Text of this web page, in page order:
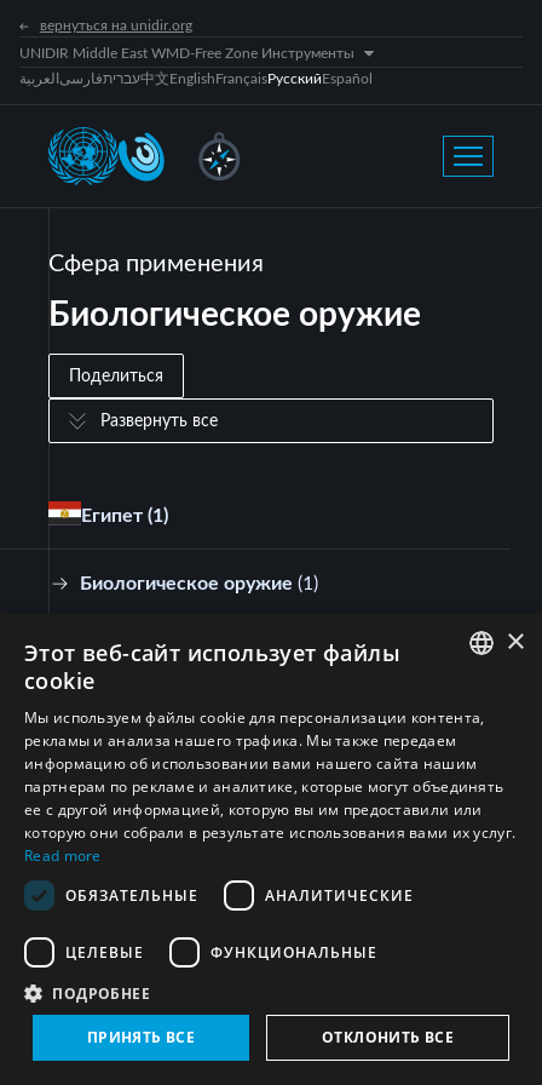
вернуться на unidir.org
UNIDIR Middle East WMD-Free Zone Инструменты
العربية فارسیעברית中文EnglishFrançaisРусскийEspañol
Сфера применения
Биологическое оружие
Поделиться
Развернуть все
Египет (1)
Биологическое оружие (1 )
Франция (2)
Биологическое оружие (2)
Иран (Исламская Республика) (3)
Биологическое оружие
ARABIC
PERSIAN
FRENCH
×
Этот веб-сайт использует файлы
cookie
Мы используем файлы cookie для персонализации контента,
рекламы и анализа нашего трафика. Мы также передаем
информацию об использовании вами нашего сайта нашим
партнерам по рекламе и аналитике, которые могут объединять
ее с другой информацией, которую вы им предоставили или
которую они собрали в результате использования вами их услуг.
Read more
ОБЯЗАТЕЛЬНЫЕ
АНАЛИТИЧЕСКИЕ
ЦЕЛЕВЫЕ ФУНКЦИОНАЛЬНЫЕ
ПОДРОБНЕЕ
ПРИНЯТЬ ВСЕ ОТКЛОНИТЬ ВСЕ